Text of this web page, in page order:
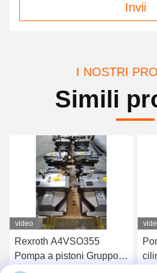
Invii
I NOSTRI
Simili
video
Rexroth A4VSO355
Pompa a pistoni Gruppo
rotante pompa idraulica